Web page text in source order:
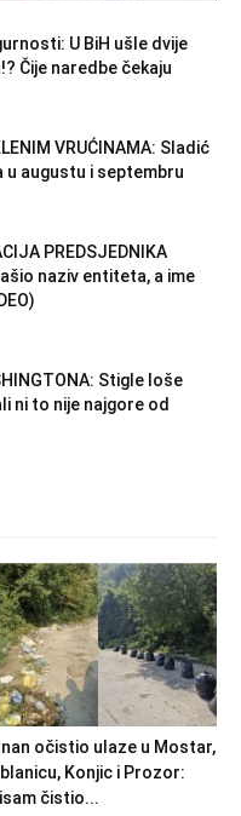
U BiH ušle dvije
Čije naredbe čekaju
VRUĆINAMA: Sladić
u augustu i septembru
PREDSJEDNIKA
naziv entiteta, a ime
Stigle loše
ni to nije najgore od
očistio ulaze u Mostar,
Konjic i Prozor:
čistio...